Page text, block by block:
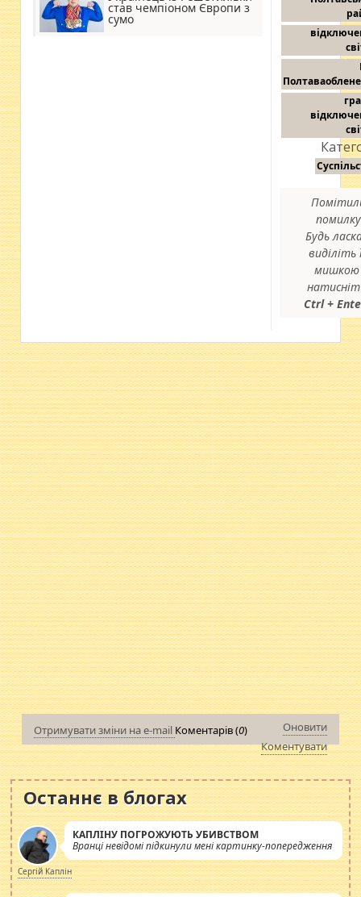
став чемпіоном Європи з
сумо
Будь
виділіть
мишкою
Ctrl +
Отримувати зміни на e-mail Коментарів (0)
Оновити
Коментувати
Останнє в блогах
КАПЛІНУ ПОГРОЖУЮТЬ УБИВСТВОМ
Вранці невідомі підкинули мені картинку-попередження
Сергій Каплін